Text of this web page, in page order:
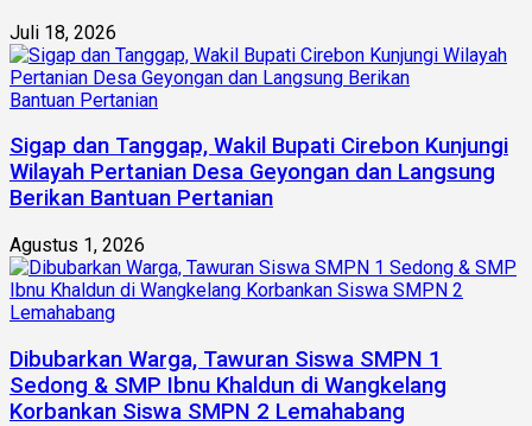
Juli 18, 2026
Sigap dan Tanggap, Wakil Bupati Cirebon Kunjungi
Wilayah Pertanian Desa Geyongan dan Langsung
Berikan Bantuan Pertanian
Agustus 1, 2026
Dibubarkan Warga, Tawuran Siswa SMPN 1
Sedong & SMP Ibnu Khaldun di Wangkelang
Korbankan Siswa SMPN 2 Lemahabang